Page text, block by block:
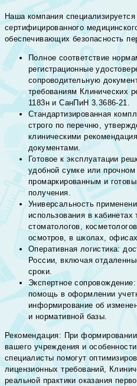
Наша компания специализируется
сертифицированного
обеспечивающих безопасность
Полное соответствие
регистрационные
сопроводительную
требованиям Клинических
1183н и СанПиН 3.3686-21.
Стандартизированная
строго по перечню,
клиническими
документами.
Готовое к эксплуатации
удобной сумке или
промаркированным и
получения.
Универсальность
использования в кабинетах
стоматологов,
осмотров, в школах,
Оперативная логистика:
России, включая
сроки.
Экспертное
помощь в оформлении
информирование об
и нормативной базы.
Рекомендация: При
вашего учреждения и
специалисты помогут
лицензионных требований,
реальной практики оказания